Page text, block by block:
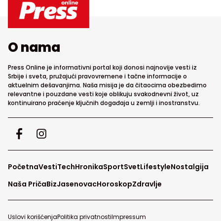
O nama
Press Online je informativni portal koji donosi najnovije vesti iz
Srbije i sveta, pružajući pravovremene i tačne informacije o
aktuelnim dešavanjima. Naša misija je da čitaocima obezbedimo
relevantne i pouzdane vesti koje oblikuju svakodnevni život, uz
kontinuirano praćenje ključnih događaja u zemlji i inostranstvu.
PočetnaVestiTechHronikaSportSvetLifestyleNostalgija
Naša PričaBizJasenovacHoroskopZdravlje
Uslovi korišćenjaPolitika privatnostiImpressum